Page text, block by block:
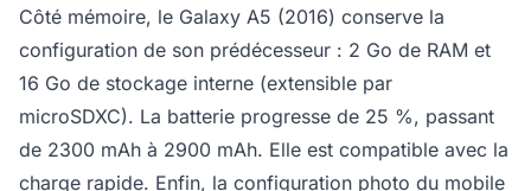
Côté mémoire, le Galaxy A5 (2016) conserve la
configuration de son prédécesseur : 2 Go de RAM et
16 Go de stockage interne (extensible par
microSDXC). La batterie progresse de 25 %, passant
de 2300 mAh à 2900 mAh. Elle est compatible avec la
charge rapide. Enfin, la configuration photo du mobile